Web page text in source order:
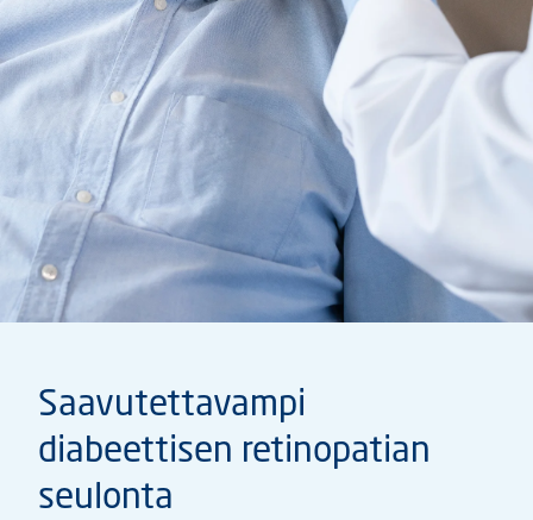
Saavutettavampi
diabeettisen retinopatian
seulonta​